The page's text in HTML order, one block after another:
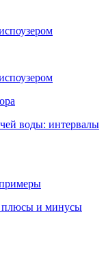
воды: интервалы
плюсы и минусы